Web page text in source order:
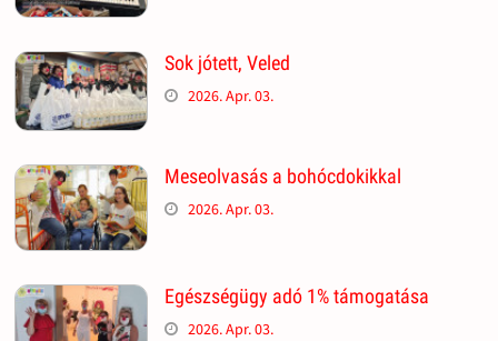
Sok jótett, Veled
2026. Apr. 03.
Meseolvasás a bohócdokikkal
2026. Apr. 03.
Egészségügy adó 1% támogatása
2026. Apr. 03.